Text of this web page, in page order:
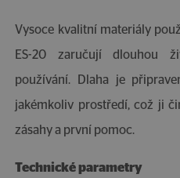
Vysoce kvalitní materiály
ES-20 zaručují dlouhou
používání. Dlaha je
jakémkoliv prostředí, což ji
zásahy a první pomoc.
Technické parametry